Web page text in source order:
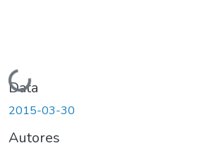
Carregando...
Data
2015-03-30
Autores